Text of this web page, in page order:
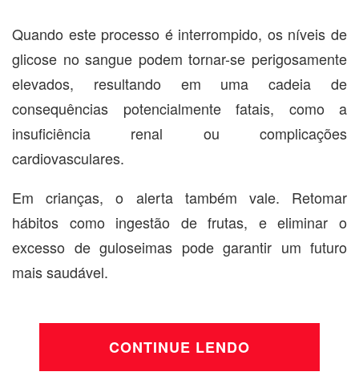
Quando este processo é interrompido, os níveis de
glicose no sangue podem tornar-se perigosamente
elevados, resultando em uma cadeia de
consequências potencialmente fatais, como a
insuficiência renal ou complicações
cardiovasculares.
Em crianças, o alerta também vale. Retomar
hábitos como ingestão de frutas, e eliminar o
excesso de guloseimas pode garantir um futuro
mais saudável.
CONTINUE LENDO